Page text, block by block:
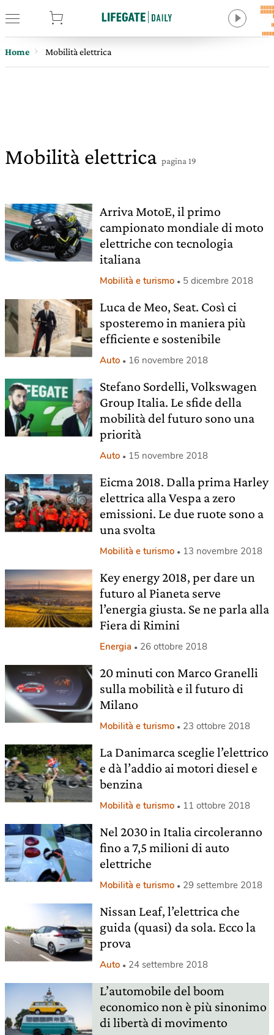
Home Mobilità elettrica
Mobilità elettrica pagina 19
Arriva MotoE, il primo
campionato mondiale di moto
elettriche con tecnologia
italiana
Mobilità e turismo 5 dicembre 2018
Luca de Meo, Seat. Così ci
sposteremo in maniera più
efficiente e sostenibile
Auto 16 novembre 2018
Stefano Sordelli, Volkswagen
Group Italia. Le sfide della
mobilità del futuro sono una
priorità
Auto 15 novembre 2018
Eicma 2018. Dalla prima Harley
elettrica alla Vespa a zero
emissioni. Le due ruote sono a
una svolta
Mobilità e turismo 13 novembre 2018
Key energy 2018, per dare un
futuro al Pianeta serve
l’energia giusta. Se ne parla alla
Fiera di Rimini
Energia 26 ottobre 2018
20 minuti con Marco Granelli
sulla mobilità e il futuro di
Milano
Mobilità e turismo 23 ottobre 2018
La Danimarca sceglie l’elettrico
e dà l’addio ai motori diesel e
benzina
Mobilità e turismo 11 ottobre 2018
Nel 2030 in Italia circoleranno
fino a 7,5 milioni di auto
elettriche
Mobilità e turismo 29 settembre 2018
Nissan Leaf, l’elettrica che
guida (quasi) da sola. Ecco la
prova
Auto 24 settembre 2018
L’automobile del boom
economico non è più sinonimo
di libertà di movimento